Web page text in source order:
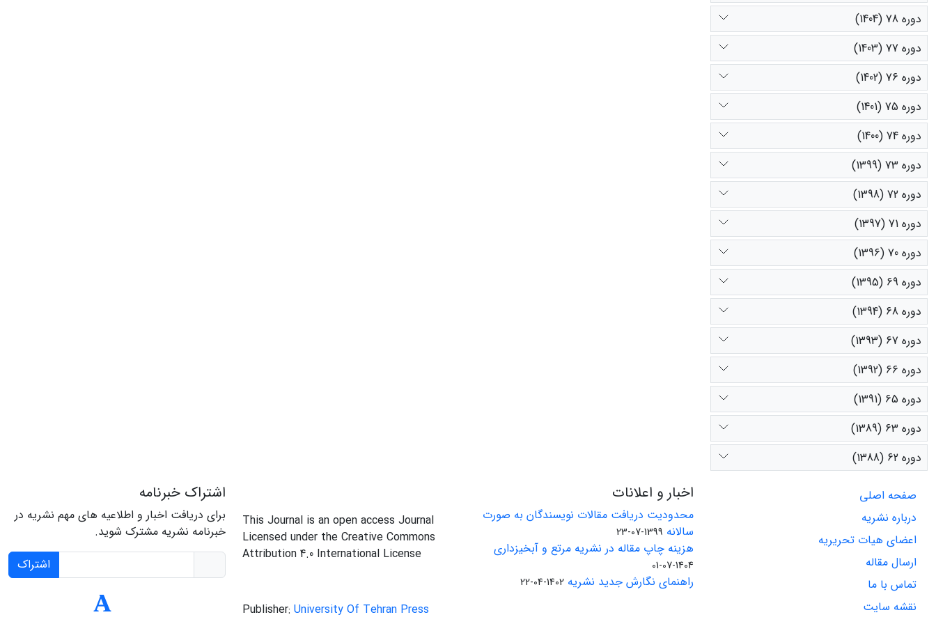
دوره 78 (1404)
دوره 77 (1403)
دوره 76 (1402)
دوره 75 (1401)
دوره 74 (1400)
دوره 73 (1399)
دوره 72 (1398)
دوره 71 (1397)
دوره 70 (1396)
دوره 69 (1395)
دوره 68 (1394)
دوره 67 (1393)
دوره 66 (1392)
دوره 65 (1391)
دوره 63 (1389)
دوره 62 (1388)
صفحه اصلی
درباره نشریه
اعضای هیات تحریریه
ارسال مقاله
تماس با ما
نقشه سایت
اخبار و اعلانات
محدودیت دریافت مقالات نویسندگان به صورت
سالانه 1399-07-23
هزینه چاپ مقاله در نشریه مرتع و آبخیزداری
1404-07-01
راهنمای نگارش جدید نشریه 1402-04-22
This Journal is an open access Journal
Licensed under the Creative Commons
Attribution 4.0 International License
Publisher: University Of Tehran Press
اشتراک خبرنامه
برای دریافت اخبار و اطلاعیه های مهم نشریه در
خبرنامه نشریه مشترک شوید.
اشتراک